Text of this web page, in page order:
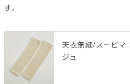
す。
天衣無縫/スーピマ
ジュ